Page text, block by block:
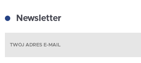
Newsletter